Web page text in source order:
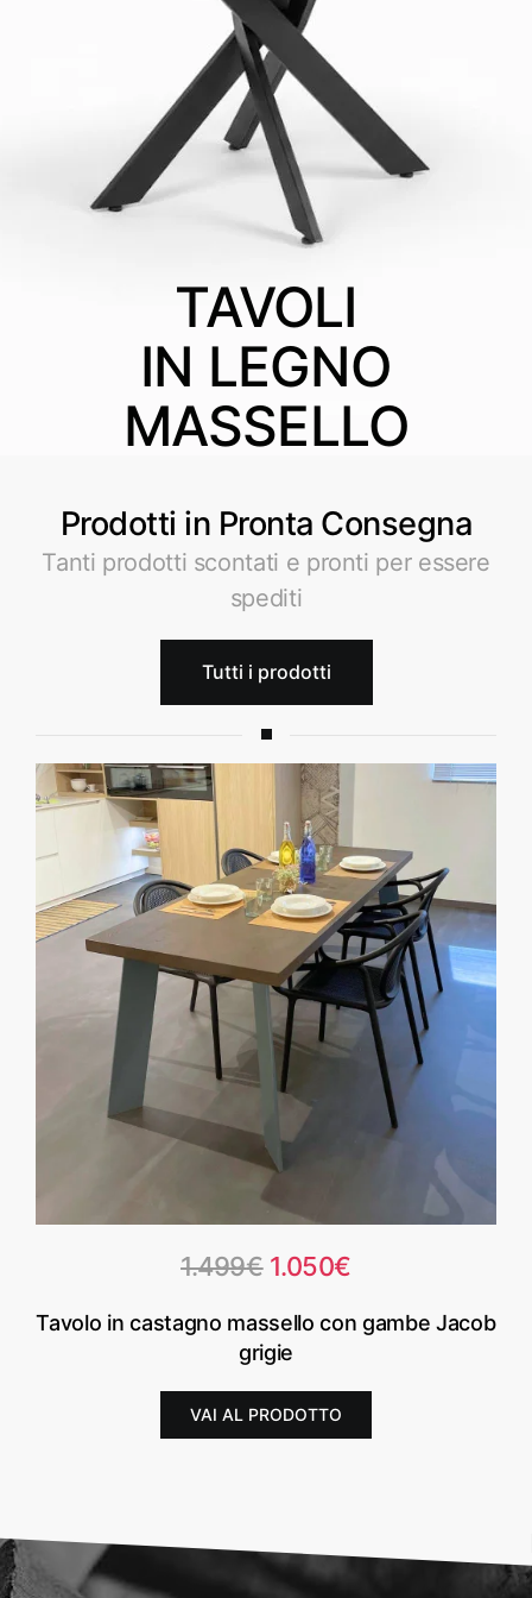
TAVOLI
IN LEGNO
MASSELLO
Prodotti in Pronta Consegna
Tanti prodotti scontati e pronti per essere
spediti
Tutti i prodotti
1.499€ Il
originale
era:
1.499€.
1.050€Il
attuale
Tavolo in castagno massello con gambe Jacob
grigie
VAI AL PRODOTTO